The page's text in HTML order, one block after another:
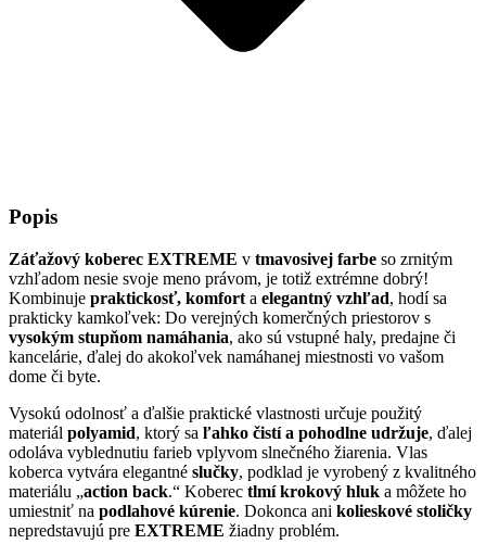
Popis
Záťažový koberec EXTREME v tmavosivej farbe so zrnitým
vzhľadom nesie svoje meno právom, je totiž extrémne dobrý!
Kombinuje praktickosť, komfort a elegantný vzhľad, hodí sa
prakticky kamkoľvek: Do verejných komerčných priestorov s
vysokým stupňom namáhania, ako sú vstupné haly, predajne či
kancelárie, ďalej do akokoľvek namáhanej miestnosti vo vašom
dome či byte.
Vysokú odolnosť a ďalšie praktické vlastnosti určuje použitý
materiál polyamid, ktorý sa ľahko čistí a pohodlne udržuje, ďalej
odoláva vyblednutiu farieb vplyvom slnečného žiarenia. Vlas
koberca vytvára elegantné slučky, podklad je vyrobený z kvalitného
materiálu „action back.“ Koberec tlmí krokový hluk a môžete ho
umiestniť na podlahové kúrenie. Dokonca ani kolieskové stoličky
nepredstavujú pre EXTREME žiadny problém.